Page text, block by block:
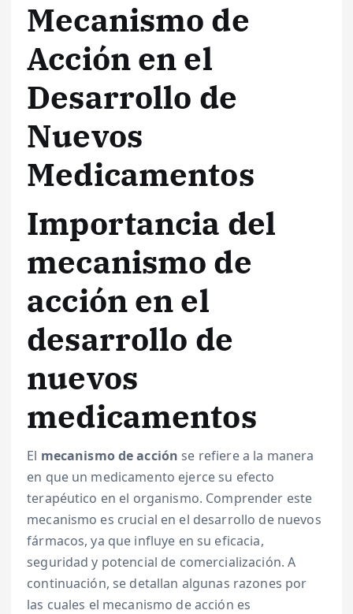
Mecanismo de
Acción en el
Desarrollo de
Nuevos
Medicamentos
Importancia del
mecanismo de
acción en el
desarrollo de
nuevos
medicamentos
El mecanismo de acción se refiere a la manera
en que un medicamento ejerce su efecto
terapéutico en el organismo. Comprender este
mecanismo es crucial en el desarrollo de nuevos
fármacos, ya que influye en su eficacia,
seguridad y potencial de comercialización. A
continuación, se detallan algunas razones por
las cuales el mecanismo de acción es